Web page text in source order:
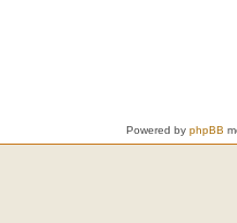
Powered by phpBB